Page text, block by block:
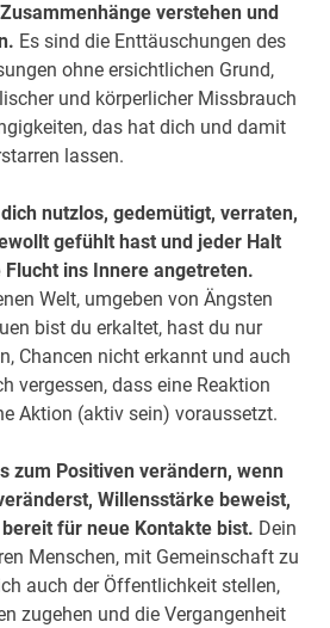
verstehen und
Es sind die Enttäuschungen des
ohne ersichtlichen Grund,
und körperlicher Missbrauch
das hat dich und damit
lassen.
nutzlos, gedemütigt, verraten,
gefühlt hast und jeder Halt
ins Innere angetreten.
Welt, umgeben von Ängsten
bist du erkaltet, hast du nur
Chancen nicht erkannt und auch
vergessen, dass eine Reaktion
Aktion (aktiv sein) voraussetzt.
zum Positiven verändern, wenn
Willensstärke beweist,
für neue Kontakte bist. Dein
Menschen, mit Gemeinschaft zu
auch der Öffentlichkeit stellen,
zugehen und die Vergangenheit